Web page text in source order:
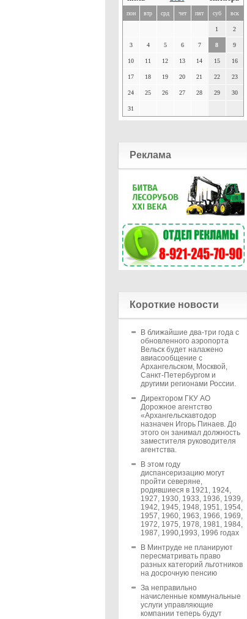
пон втр срд чет пят суб вск
1 2
3 4 5 6 7 8 9
10 11 12 13 14 15 16
17 18 19 20 21 22 23
24 25 26 27 28 29 30
31
Реклама
Короткие новости
В ближайшие два-три года с
обновленного аэропорта
Вельск будет налажено
авиасообщение с
Архангельском, Москвой,
Санкт-Петербургом и
другими регионами России.
Директором ГКУ АО
Дорожное агентство
«Архангельскавтодор
назначен Игорь Пинаев. До
этого он занимал должность
заместителя руководителя
агентства.
В этом году
диспансеризацию могут
пройти северяне,
родившиеся в 1921, 1924,
1927, 1930, 1933, 1936, 1939,
1942, 1945, 1948, 1951, 1954,
1957, 1960, 1963, 1966, 1969,
1972, 1975, 1978, 1981, 1984,
1987, 1990,1993, 1996 годах
В Минтруде не планируют
пересматривать право
разных категорий льготников
на досрочную пенсию
За неправильно
начисленные коммунальные
услуги управляющие
компании теперь будут